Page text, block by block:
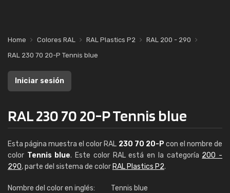
Home Colores RAL RAL Plastics P2
RAL 200 - 290
RAL 230 70 20-P Tennis blue
Iniciar sesión
RAL 230 70 20-P Tennis blue
Esta página muestra el color RAL 230 70 20-P con el nombre de
color Tennis blue. Este color RAL está en la categoría 200 -
290, parte del sistema de color RAL Plastics P2.
Nombre del color en inglés:
Tennis blue